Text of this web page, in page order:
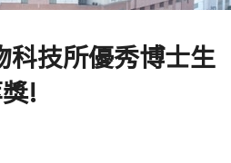
科技所優秀博士生
!